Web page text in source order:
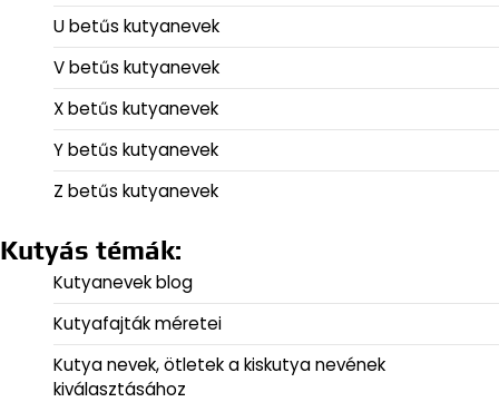
U betűs kutyanevek
V betűs kutyanevek
X betűs kutyanevek
Y betűs kutyanevek
Z betűs kutyanevek
Kutyás témák:
Kutyanevek blog
Kutyafajták méretei
Kutya nevek, ötletek a kiskutya nevének
kiválasztásához